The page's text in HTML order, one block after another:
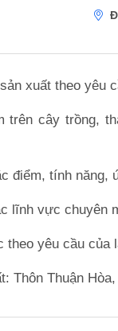
xuất theo yêu
trên cây trồng,
điểm, tính năng,
lĩnh vực chuyên
yêu cầu của
Thôn Thuận